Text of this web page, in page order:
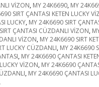
VİZON, MY 24K6690, MY
SIRT ÇANTASI KETEN LUCKY
LUCKY, MY 24K6690 SIRT
ÇANTASI CÜZDANLI VİZON,
VİZON, MY 24K6690 SIRT
LUCKY CÜZDANLI, MY 24K6690
, MY 24K6690 ÇANTASI
VİZON, MY 24K6690
, MY 24K6690 ÇANTASI
,